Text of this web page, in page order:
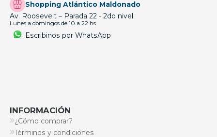
Shopping Atlántico Maldonado
Av. Roosevelt – Parada 22 - 2do nivel
Lunes a domingos de 10 a 22 hs
Escribinos por WhatsApp
INFORMACIÓN
¿Cómo comprar?
Términos y condiciones